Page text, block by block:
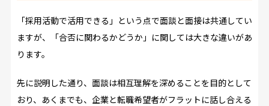
「採用活動で活用できる」という点で面談と面接は共通してい
ますが、「合否に関わるかどうか」に関しては大きな違いがあ
ります。
先に説明した通り、面談は相互理解を深めることを目的として
おり、あくまでも、企業と転職希望者がフラットに話し合える